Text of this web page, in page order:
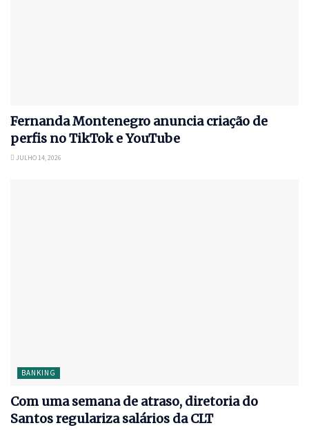
Fernanda Montenegro anuncia criação de
perfis no TikTok e YouTube
JULHO 14, 2026
BANKING
Com uma semana de atraso, diretoria do
Santos regulariza salários da CLT